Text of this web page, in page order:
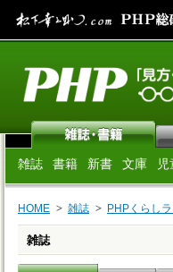
雑誌 書籍 新書 文庫 児
HOME 雑誌 PHPくらし
雑誌